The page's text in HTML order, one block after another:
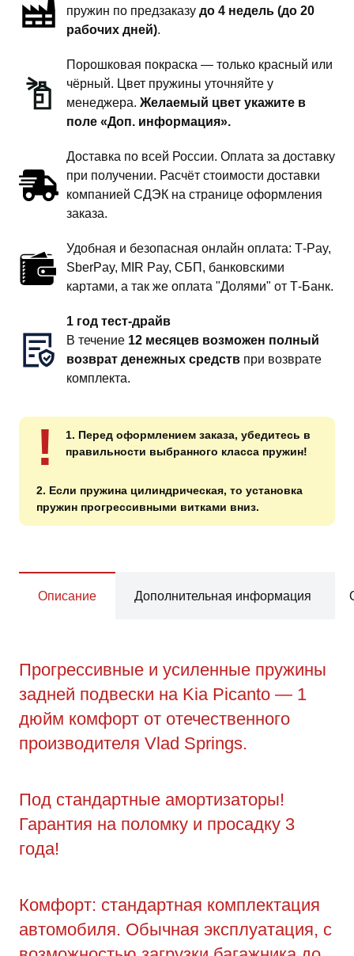
пружин по предзаказу до 4 недель (до 20
рабочих дней).
Порошковая покраска — только красный или
чёрный. Цвет пружины уточняйте у
менеджера. Желаемый цвет укажите в
поле «Доп. информация».
Доставка по всей России. Оплата за доставку
при получении. Расчёт стоимости доставки
компанией СДЭК на странице оформления
заказа.
Удобная и безопасная онлайн оплата: T‑Pay,
SberPay, MIR Pay, СБП, банковскими
картами, а так же оплата "Долями" от Т-Банк.
1 год тест-драйв
В течение 12 месяцев возможен полный
возврат денежных средств при возврате
комплекта.
!
1. Перед оформлением заказа, убедитесь в
правильности выбранного класса пружин!
2. Если пружина цилиндрическая, то установка
пружин прогрессивными витками вниз.
Описание Дополнительная информация
Прогрессивные и усиленные пружины
задней подвески на Kia Picanto — 1
дюйм комфорт от отечественного
производителя Vlad Springs.
Под стандартные амортизаторы!
Гарантия на поломку и просадку 3
года!
Комфорт: стандартная комплектация
автомобиля. Обычная эксплуатация, с